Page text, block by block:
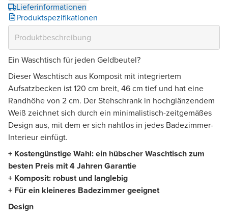
Lieferinformationen
Produktspezifikationen
Ein Waschtisch für jeden Geldbeutel?
Dieser Waschtisch aus Komposit mit integriertem
Aufsatzbecken ist 120 cm breit, 46 cm tief und hat eine
Randhöhe von 2 cm. Der Stehschrank in hochglänzendem
Weiß zeichnet sich durch ein minimalistisch-zeitgemäßes
Design aus, mit dem er sich nahtlos in jedes Badezimmer-
Interieur einfügt.
+ Kostengünstige Wahl: ein hübscher Waschtisch zum
besten Preis mit 4 Jahren Garantie
+ Komposit: robust und langlebig
+ Für ein kleineres Badezimmer geeignet
Design